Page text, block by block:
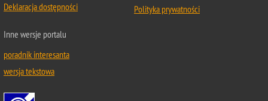
Deklaracja dostępności
Polityka prywatności
Inne wersje portalu
poradnik interesanta
wersja tekstowa